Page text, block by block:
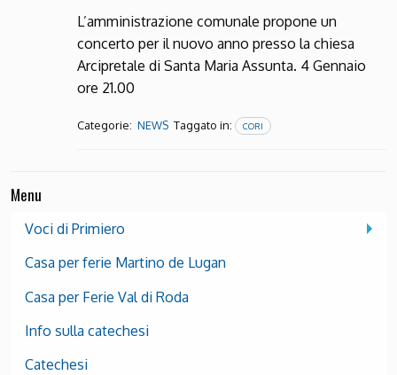
L’amministrazione comunale propone un
concerto per il nuovo anno presso la chiesa
Arcipretale di Santa Maria Assunta. 4 Gennaio
ore 21.00
Categorie: NEWS Taggato in: CORI
Menu
Voci di Primiero
Casa per ferie Martino de Lugan
Casa per Ferie Val di Roda
Info sulla catechesi
Catechesi